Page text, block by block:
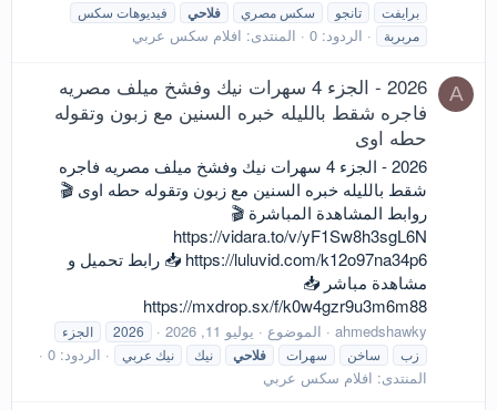
برايفت
تانجو سكس مصري فلاحي
فيديوهات سكس
مربربة
الردود: 0 المنتدى: افلام سكس عربي
A
2026 - الجزء 4 سهرات نيك وفشخ ميلف مصريه
فاجره شقط بالليله خبره السنين مع زبون وتقوله
حطه اوى
2026 - الجزء 4 سهرات نيك وفشخ ميلف مصريه فاجره
شقط بالليله خبره السنين مع زبون وتقوله حطه اوى 🎬
روابط المشاهدة المباشرة 🎬
https://vidara.to/v/yF1Sw8h3sgL6N
https://luluvid.com/k12o97na34p6 📥 رابط تحميل و
مشاهدة مباشر 📥
https://mxdrop.sx/f/k0w4gzr9u3m6m88
ahmedshawky الموضوع يوليو 11, 2026 2026
الجزء
زب
ساخن سهرات فلاحي نيك نيك عربي
الردود: 0
المنتدى: افلام سكس عربي